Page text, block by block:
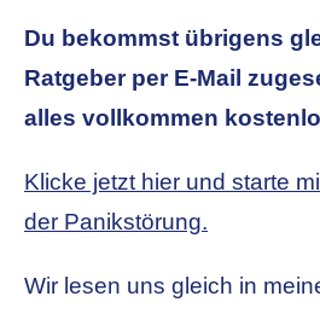
Du bekommst übrigens
Ratgeber per E-Mail
alles vollkommen
Klicke jetzt hier und starte
der Panikstörung.
Wir lesen uns gleich in